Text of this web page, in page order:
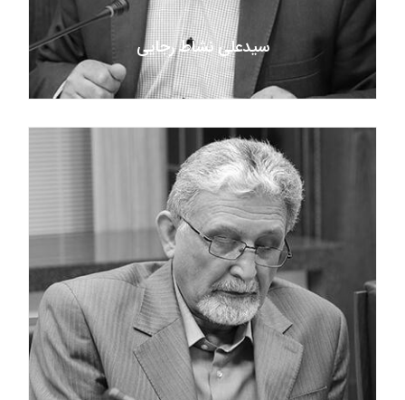
سیدعلى نشاط رجایى